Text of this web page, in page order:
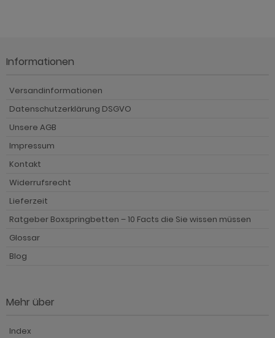
Informationen
Versandinformationen
Datenschutzerklärung DSGVO
Unsere AGB
Impressum
Kontakt
Widerrufsrecht
Lieferzeit
Ratgeber Boxspringbetten – 10 Facts die Sie wissen müssen
Glossar
Blog
Mehr über
Index